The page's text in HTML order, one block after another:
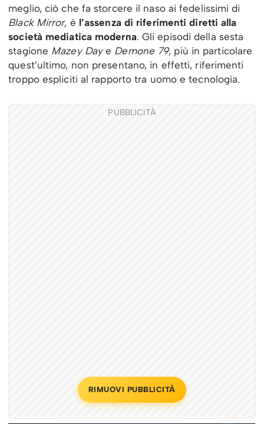
meglio, ciò che fa storcere il naso ai fedelissimi di
Black Mirror, è l’assenza di riferimenti diretti alla
società mediatica moderna. Gli episodi della sesta
stagione Mazey Daye Demone 79, più in particolare
quest’ultimo, non presentano, in effetti, riferimenti
troppo espliciti al rapporto tra uomo e tecnologia.
PUBBLICITÀ
RIMUOVI PUBBLICITÀ